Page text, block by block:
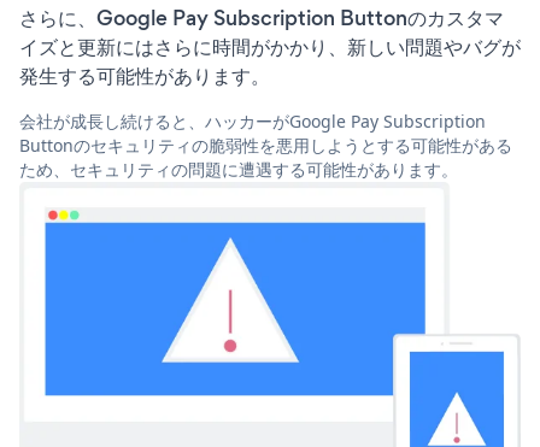
さらに、Google Pay Subscription Buttonのカスタマ
イズと更新にはさらに時間がかかり、新しい問題やバグが
発生する可能性があります。
会社が成長し続けると、ハッカーがGoogle Pay Subscription
Buttonのセキュリティの脆弱性を悪用しようとする可能性がある
ため、セキュリティの問題に遭遇する可能性があります。